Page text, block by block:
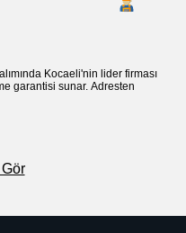
Kocaeli'nin lider firması
garantisi sunar. Adresten